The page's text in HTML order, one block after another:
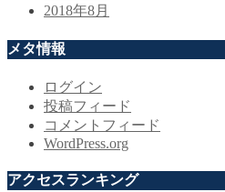
2018年8月
メタ情報
ログイン
投稿フィード
コメントフィード
WordPress.org
アクセスランキング